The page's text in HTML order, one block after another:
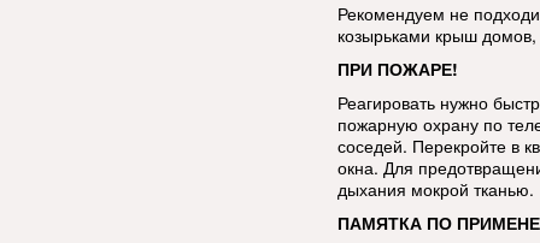
Рекомендуем не
козырьками крыш домов,
ПРИ ПОЖАРЕ!
Реагировать нужно
пожарную охрану по
соседей. Перекройте в
окна. Для
дыхания мокрой тканью.
ПАМЯТКА ПО